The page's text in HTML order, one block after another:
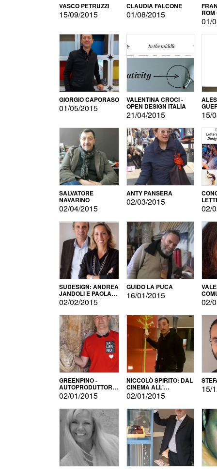
VASCO PETRUZZI
15/09/2015
CLAUDIA FALCONE
01/08/2015
01/
GIORGIO CAPORASO
01/05/2015
VALENTINA CROCI -
OPEN DESIGN ITALIA
21/04/2015 15/
SALVATORE
NAVARINO
02/04/2015
ANTY PANSERA
02/03/2015
02/
SUDESIGN: ANDREA
JANDOLI E PAOLA
PISAPIA
02/02/2015
GUIDO LA PUCA
16/01/2015
02/
GREENPINO -
AUTOPRODUTTORE
PER AMORE
02/01/2015
NICCOLÒ SPIRITO: DAL
CINEMA ALL'
AUTOPRODUZIONE
02/01/2015
15/